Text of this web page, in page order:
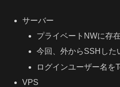
サーバー
プライベートNWに存
今回、外からSSHした
ログインユーザー名を
VPS